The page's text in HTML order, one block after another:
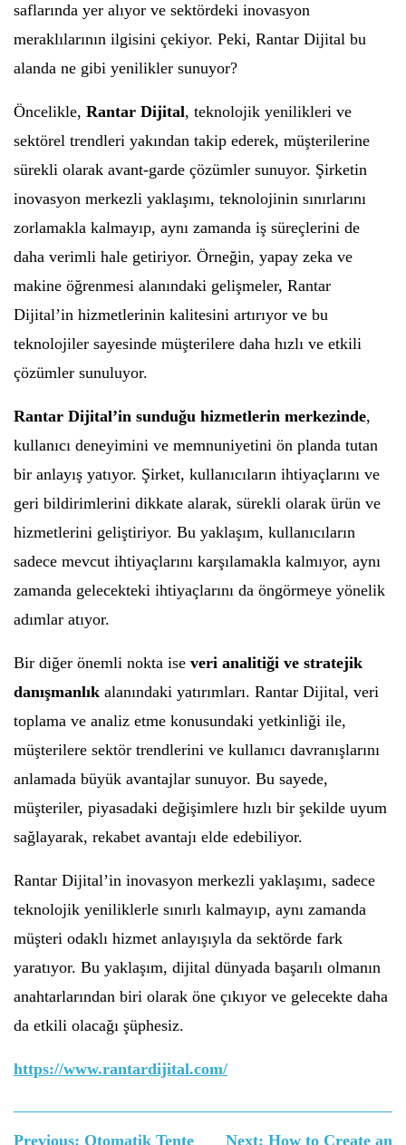
saflarında yer alıyor ve sektördeki inovasyon
meraklılarının ilgisini çekiyor. Peki, Rantar Dijital bu
alanda ne gibi yenilikler sunuyor?
Öncelikle, Rantar Dijital, teknolojik yenilikleri ve
sektörel trendleri yakından takip ederek, müşterilerine
sürekli olarak avant-garde çözümler sunuyor. Şirketin
inovasyon merkezli yaklaşımı, teknolojinin sınırlarını
zorlamakla kalmayıp, aynı zamanda iş süreçlerini de
daha verimli hale getiriyor. Örneğin, yapay zeka ve
makine öğrenmesi alanındaki gelişmeler, Rantar
Dijital’in hizmetlerinin kalitesini artırıyor ve bu
teknolojiler sayesinde müşterilere daha hızlı ve etkili
çözümler sunuluyor.
Rantar Dijital’in sunduğu hizmetlerin merkezinde,
kullanıcı deneyimini ve memnuniyetini ön planda tutan
bir anlayış yatıyor. Şirket, kullanıcıların ihtiyaçlarını ve
geri bildirimlerini dikkate alarak, sürekli olarak ürün ve
hizmetlerini geliştiriyor. Bu yaklaşım, kullanıcıların
sadece mevcut ihtiyaçlarını karşılamakla kalmıyor, aynı
zamanda gelecekteki ihtiyaçlarını da öngörmeye yönelik
adımlar atıyor.
Bir diğer önemli nokta ise veri analitiği ve stratejik
danışmanlık alanındaki yatırımları. Rantar Dijital, veri
toplama ve analiz etme konusundaki yetkinliği ile,
müşterilere sektör trendlerini ve kullanıcı davranışlarını
anlamada büyük avantajlar sunuyor. Bu sayede,
müşteriler, piyasadaki değişimlere hızlı bir şekilde uyum
sağlayarak, rekabet avantajı elde edebiliyor.
Rantar Dijital’in inovasyon merkezli yaklaşımı, sadece
teknolojik yeniliklerle sınırlı kalmayıp, aynı zamanda
müşteri odaklı hizmet anlayışıyla da sektörde fark
yaratıyor. Bu yaklaşım, dijital dünyada başarılı olmanın
anahtarlarından biri olarak öne çıkıyor ve gelecekte daha
da etkili olacağı şüphesiz.
https://www.rantardijital.com/
Yazı
Previous: Otomatik Tente Next: How to Create an